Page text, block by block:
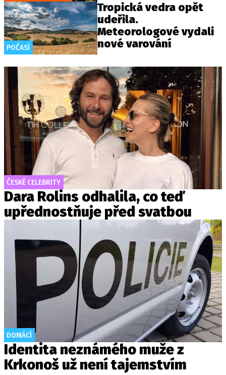
POČASÍ
Tropická vedra opět
udeřila.
Meteorologové vydali
nové varování
ČESKÉ CELEBRITY
Dara Rolins odhalila, co teď
upřednostňuje před svatbou
DOMÁCÍ
Identita neznámého muže z
Krkonoš už není tajemstvím